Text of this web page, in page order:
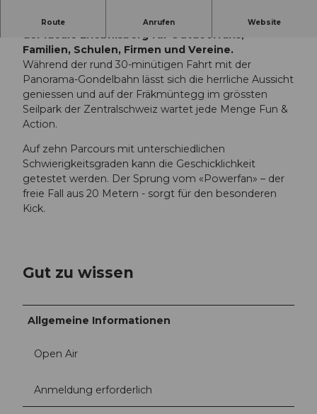
Route Anrufen Website
Nahe bei Luzern und gut erreichbar ist der Pilatus
der ideale Erlebnisberg für Outdoorfans,
Familien, Schulen, Firmen und Vereine.
Während der rund 30-minütigen Fahrt mit der
Panorama-Gondelbahn lässt sich die herrliche Aussicht
geniessen und auf der Fräkmüntegg im grössten
Seilpark der Zentralschweiz wartet jede Menge Fun &
Action.
Auf zehn Parcours mit unterschiedlichen
Schwierigkeitsgraden kann die Geschicklichkeit
getestet werden. Der Sprung vom «Powerfan» – der
freie Fall aus 20 Metern - sorgt für den besonderen
Kick.
Gut zu wissen
Allgemeine Informationen
Open Air
Anmeldung erforderlich